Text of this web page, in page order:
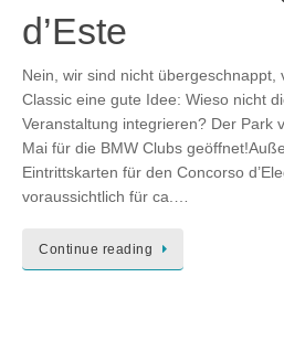
d’Este
Nein, wir sind nicht übergeschnappt,
Classic eine gute Idee: Wieso nicht
Veranstaltung integrieren? Der Park
Mai für die BMW Clubs
Eintrittskarten für den Concorso
voraussichtlich für ca.…
Continue reading